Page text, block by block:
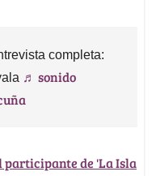
completa:
♬ sonido
participante de 'La Isla